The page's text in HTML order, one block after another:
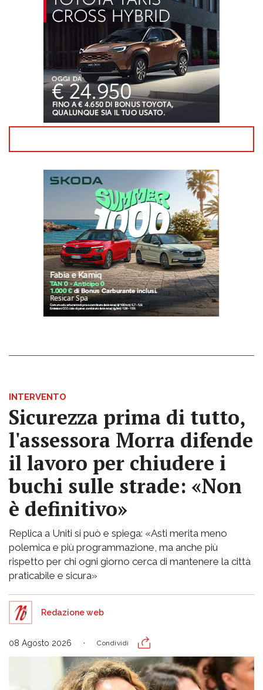
INTERVENTO
Sicurezza prima di tutto,
l'assessora Morra difende
il lavoro per chiudere i
buchi sulle strade: «Non
è definitivo»
Replica a Uniti si può e spiega: «Asti merita meno
polemica e più programmazione, ma anche più
rispetto per chi ogni giorno cerca di mantenere la città
praticabile e sicura»
Redazione web
08 Agosto 2026 Condividi